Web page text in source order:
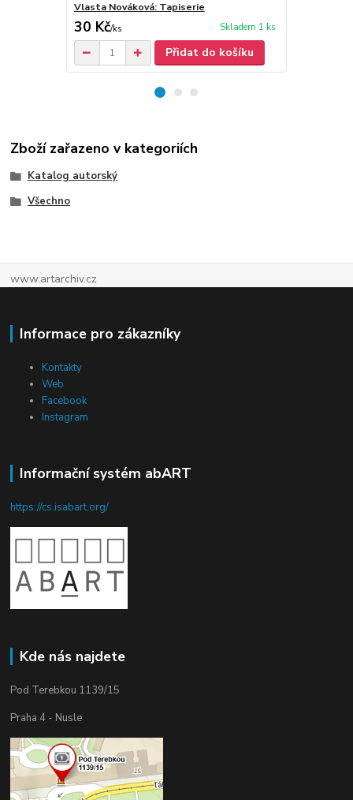
Vlasta Nováková: Tapiserie
30 Kč/ks Skladem 1 ks
Přidat do košíku
Zboží zařazeno v kategoriích
Katalog autorský
Všechno
www.artarchiv.cz
Informace pro zákazníky
Kontakty
Web
Facebook
Instagram
Informační systém abART
https://cs.isabart.org/
Kde nás najdete
Pod Terebkou 1139/15
Praha 4 - Nusle